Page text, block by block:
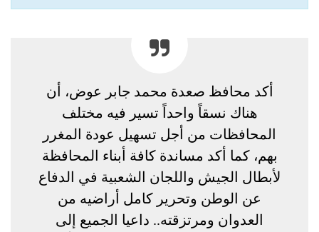
أكد محافظ صعدة محمد جابر عوض، أن
هناك نسقاً واحداً تسير فيه مختلف
المحافظات من أجل تسهيل عودة المغرر
بهم، كما أكد مساندة كافة أبناء المحافظة
لأبطال الجيش واللجان الشعبية في الدفاع
عن الوطن وتحرير كامل أراضيه من
العدوان ومرتزقته.. داعيا الجميع إلى